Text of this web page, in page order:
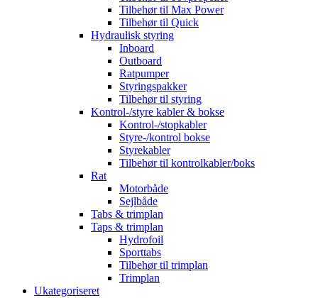
Tilbehør til Max Power
Tilbehør til Quick
Hydraulisk styring
Inboard
Outboard
Ratpumper
Styringspakker
Tilbehør til styring
Kontrol-/styre kabler & bokse
Kontrol-/stopkabler
Styre-/kontrol bokse
Styrekabler
Tilbehør til kontrolkabler/boks
Rat
Motorbåde
Sejlbåde
Tabs & trimplan
Taps & trimplan
Hydrofoil
Sporttabs
Tilbehør til trimplan
Trimplan
Ukategoriseret